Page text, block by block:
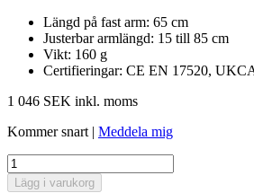
Längd på fast arm: 65 cm
Justerbar armlängd: 15 till 85 cm
Vikt: 160 g
Certifieringar: CE EN 17520,
1 046 SEK inkl. moms
Kommer snart | Meddela mig
Lägg i varukorg